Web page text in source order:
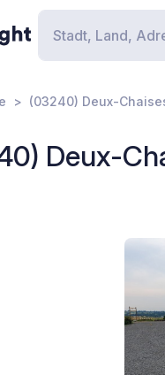
(03240) Deux-
Deux-